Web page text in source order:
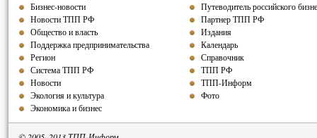
Бизнес-новости
Новости ТПП РФ
Общество и власть
Поддержка предпринимательства
Регион
Система ТПП РФ
Новости
Экология и культура
Экономика и бизнес
Путеводитель российского
Партнер ТПП РФ
Издания
Календарь
Справочник
ТПП РФ
ТПП-Информ
Фото